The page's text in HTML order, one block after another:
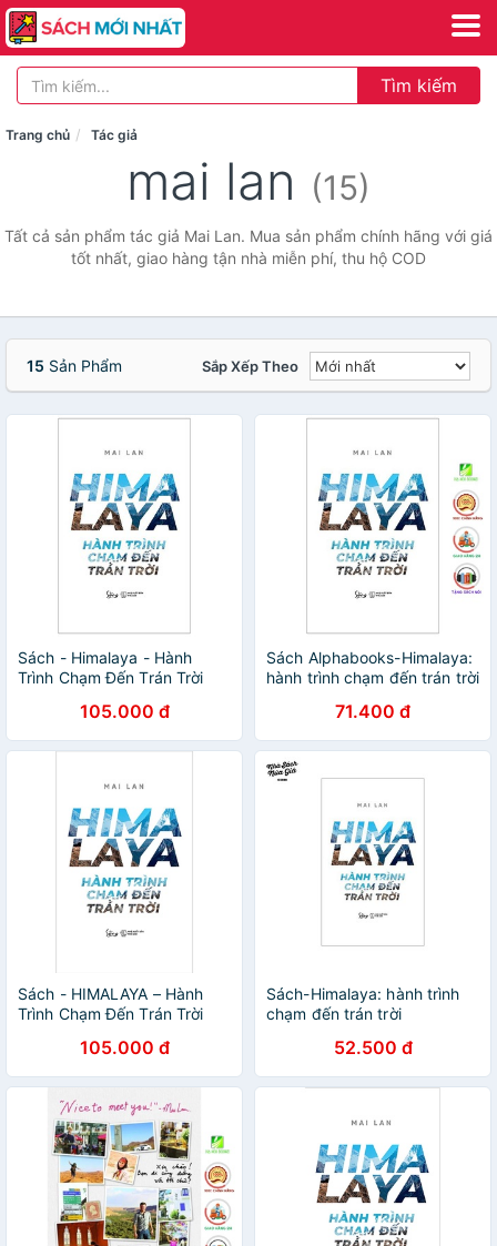
Tìm kiếm
Trang chủ Tác giả
mai lan (15)
Tất cả sản phẩm tác giả Mai Lan. Mua sản phẩm chính hãng với giá
tốt nhất, giao hàng tận nhà miễn phí, thu hộ COD
15 Sản Phẩm Sắp Xếp Theo
Sách - Himalaya - Hành
Trình Chạm Đến Trán Trời
105.000 đ
Sách Alphabooks-Himalaya:
hành trình chạm đến trán trời
71.400 đ
Sách - HIMALAYA – Hành
Trình Chạm Đến Trán Trời
105.000 đ
Sách-Himalaya: hành trình
chạm đến trán trời
52.500 đ